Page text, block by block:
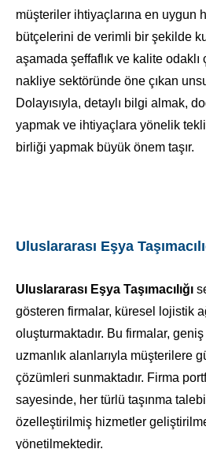
müşteriler ihtiyaçlarına en uygun
bütçelerini de verimli bir şekilde
aşamada şeffaflık ve kalite odaklı
nakliye sektöründe öne çıkan
Dolayısıyla, detaylı bilgi almak,
yapmak ve ihtiyaçlara yönelik
birliği yapmak büyük önem taşır.
Uluslararası Eşya
Uluslararası Eşya Taşımacılığı
gösteren firmalar, küresel lojistik
oluşturmaktadır. Bu firmalar,
uzmanlık alanlarıyla müşterilere
çözümleri sunmaktadır. Firma
sayesinde, her türlü taşınma
özelleştirilmiş hizmetler
yönetilmektedir.